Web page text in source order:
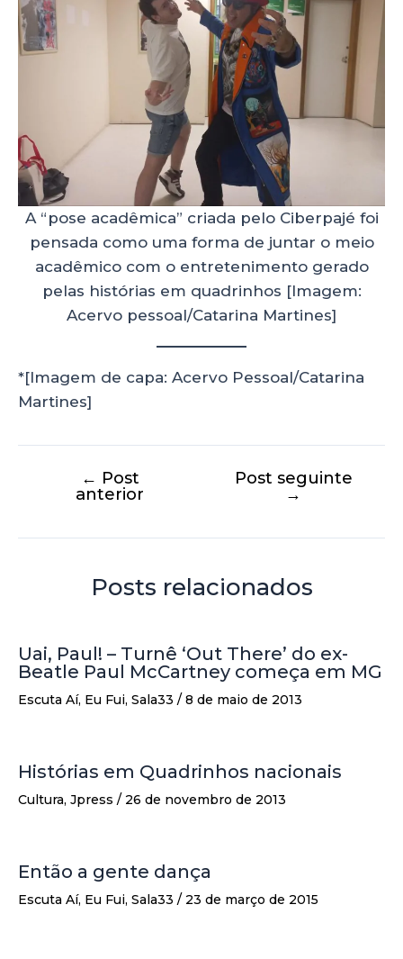
A “pose acadêmica” criada pelo Ciberpajé foi
pensada como uma forma de juntar o meio
acadêmico com o entretenimento gerado
pelas histórias em quadrinhos [Imagem:
Acervo pessoal/Catarina Martines]
*[Imagem de capa: Acervo Pessoal/Catarina
Martines]
← Post
anterior
Post seguinte
→
Posts relacionados
Uai, Paul! – Turnê ‘Out There’ do ex-
Beatle Paul McCartney começa em MG
Escuta Aí, Eu Fui, Sala33 / 8 de maio de 2013
Histórias em Quadrinhos nacionais
Cultura, Jpress / 26 de novembro de 2013
Então a gente dança
Escuta Aí, Eu Fui, Sala33 / 23 de março de 2015